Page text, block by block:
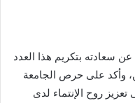
سعادته بتكريم هذا العدد
وأكد على حرص الجامعة
روح الإنتماء لدى